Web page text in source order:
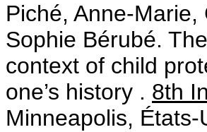
Piché, Anne-
Sophie Bérubé.
context of child
one’s history . 8th
Minneapolis,